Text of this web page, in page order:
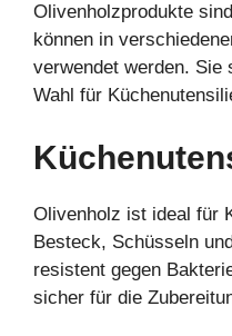
Olivenholzprodukte
können in
verwendet werden. Sie
Wahl für
Olivenholz ist ideal für
Besteck, Schüsseln
resistent gegen
sicher für die